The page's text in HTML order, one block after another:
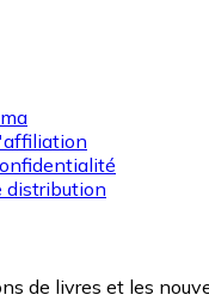
distribution
de livres et les